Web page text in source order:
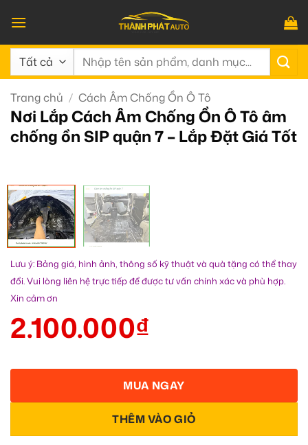
qua
nội
dung
Tìm
Trang chủ / Cách Âm Chống Ồn Ô Tô
Nơi Lắp Cách Âm Chống Ồn Ô Tô âm
chống ồn SIP quận 7 – Lắp Đặt Giá Tốt
Lưu ý: Bảng giá, hình ảnh, thông số kỹ thuật và quà tặng có thể thay
đổi. Vui lòng liên hệ trực tiếp để được tư vấn chính xác và phù hợp.
Xin cảm ơn
2.100.000₫
THÊM VÀO GIỎ
MUA NGAY